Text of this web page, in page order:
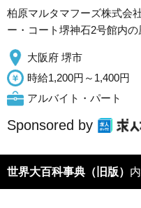
柏原マルタマフーズ株式会
ー・コート堺神石2号館内の
大阪府 堺市
時給1,200円～1,400円
アルバイト・パート
Sponsored by
世界大百科事典（旧版）